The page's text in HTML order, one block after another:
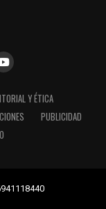
Y ÉTICA
PUBLICIDAD